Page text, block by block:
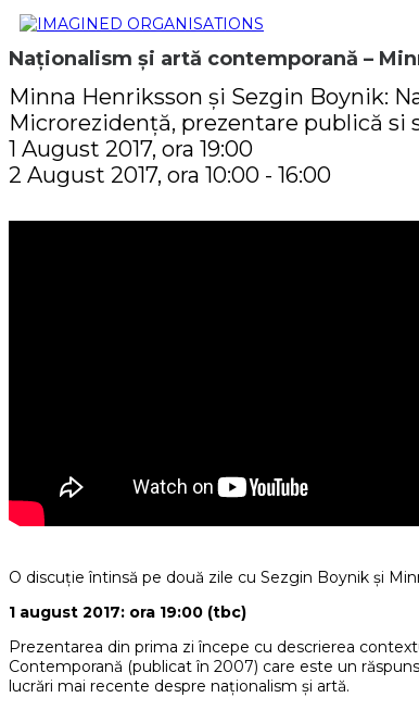
Naționalism și artă contemporană –
Minna Henriksson și Sezgin Boynik:
Microrezidență, prezentare publică si
1 August 2017, ora 19:00
2 August 2017, ora 10:00 - 16:00
O discuție întinsă pe două zile cu Sezgin Boynik și
1 august 2017: ora 19:00 (tbc)
Prezentarea din prima zi începe cu descrierea
Contemporană (publicat în 2007) care este un
lucrări mai recente despre naționalism și artă.